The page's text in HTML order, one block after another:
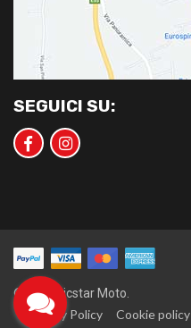
SEGUICI SU:
©2020 Sicstar Moto.
Privacy Policy Cookie policy